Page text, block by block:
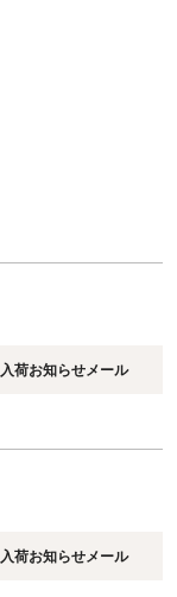
入荷お知らせメール
入荷お知らせメール